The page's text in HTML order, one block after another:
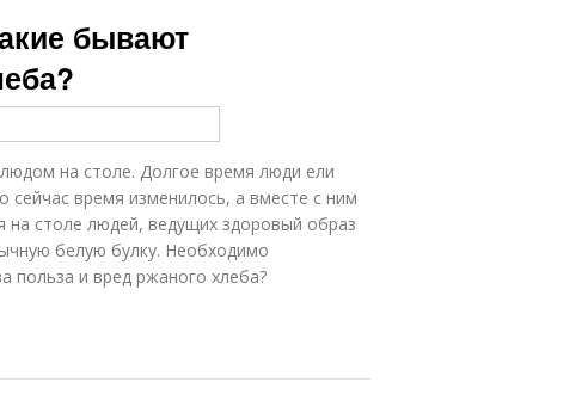
бывают
на столе. Долгое время люди ели
сейчас время изменилось, а вместе с ним
на столе людей, ведущих здоровый образ
белую булку. Необходимо
польза и вред ржаного хлеба?